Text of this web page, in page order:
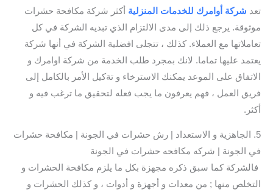
تعد شركة أوامرك للخدمات المنزلية أكثر شركة مكافحة حشرات
موثوقة. يرجع ذلك إلى مدى الالتزام الذي تبديه الشركة في كل
تعاملاتها مع العملاء. كذلك ، تتجلى افضلية الشركة في أنها شركة
يعتمد عليها تماما. لانك بمجرد طلب الخدمة من شركة اوامرك و
الاتفاق على الموعد يمكنك الاسترخاء و تةكيل الأمر بالكامل إلى
فريق العمل ، فهم يعرفون ما يجب فعله لتحقيق ما ترغب فيه و
أكثر.
5. الجاهزية و الاستعداد | رش حشرات في الجونة | مكافحة حشرات
في الجونة | شركه مكافحه حشرات في الجونة
فالشركة كما سبق ذكره مجهزة بكل ما يلزم مكافحة الحشرات و
التخلص منها ; من معدات و أجهزة و أدوات ، و كذلك الحشرات و